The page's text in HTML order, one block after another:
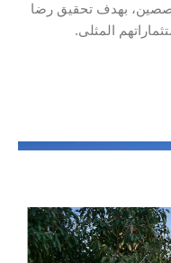
بهدف تحقيق رضا
المثلى.